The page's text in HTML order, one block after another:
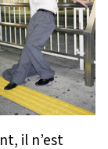
il n’est